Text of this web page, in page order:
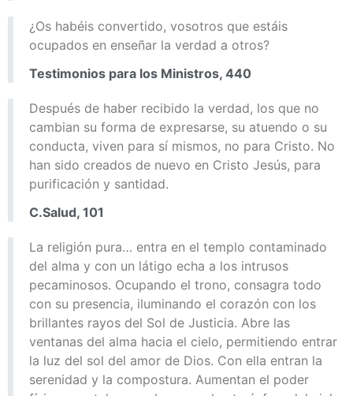
¿Os habéis convertido, vosotros que estáis
ocupados en enseñar la verdad a otros?
Testimonios para los Ministros, 440
Después de haber recibido la verdad, los que no
cambian su forma de expresarse, su atuendo o su
conducta, viven para sí mismos, no para Cristo. No
han sido creados de nuevo en Cristo Jesús, para
purificación y santidad.
C.Salud, 101
La religión pura… entra en el templo contaminado
del alma y con un látigo echa a los intrusos
pecaminosos. Ocupando el trono, consagra todo
con su presencia, iluminando el corazón con los
brillantes rayos del Sol de Justicia. Abre las
ventanas del alma hacia el cielo, permitiendo entrar
la luz del sol del amor de Dios. Con ella entran la
serenidad y la compostura. Aumentan el poder